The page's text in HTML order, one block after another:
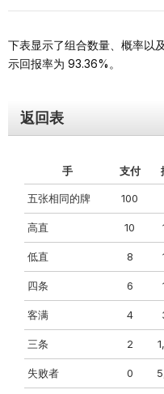
下表显示了组合数量、概率以
示回报率为 93.36%。
返回表
手 支付
五张相同的牌 100
高直 10
低直 8
四条 6
客满 4
三条 2
失败者 0